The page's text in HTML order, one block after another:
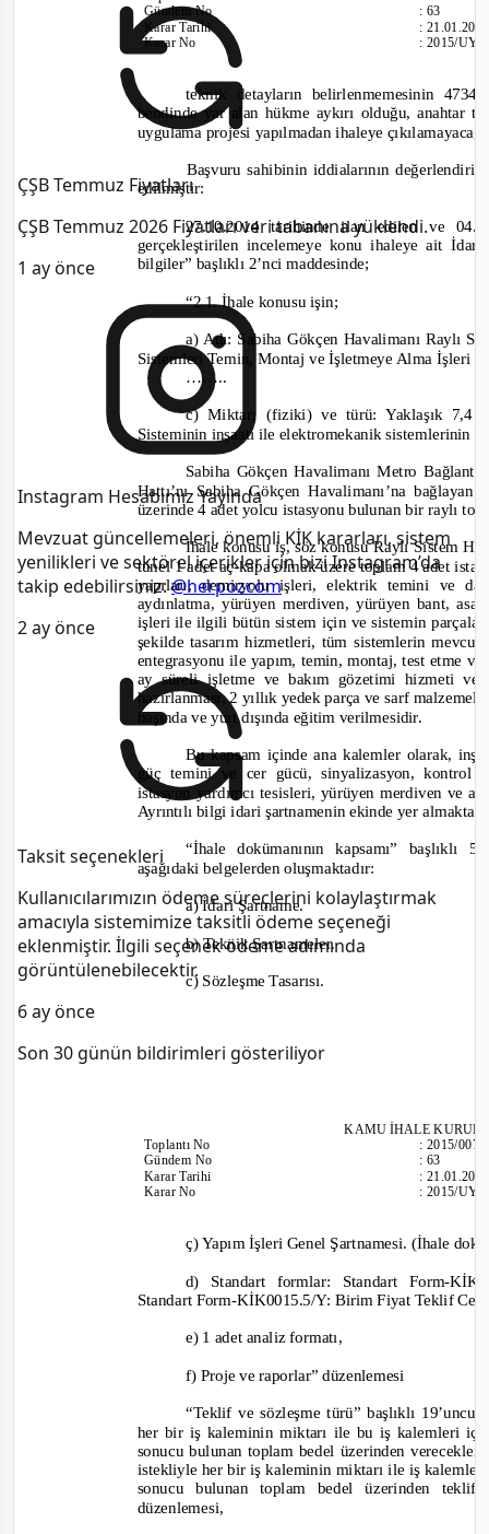
ÇŞB Temmuz Fiyatları
ÇŞB Temmuz 2026 Fiyatları veri tabanına yüklendi.
1 ay önce
Instagram Hesabımız Yayında
Mevzuat güncellemeleri, önemli KİK kararları, sistem
yenilikleri ve sektörel içerikler için bizi Instagram’da
takip edebilirsiniz:@herpozcom
2 ay önce
Taksit seçenekleri
Kullanıcılarımızın ödeme süreçlerini kolaylaştırmak
amacıyla sistemimize taksitli ödeme seçeneği
eklenmiştir. İlgili seçenek ödeme adımında
görüntülenebilecektir.
6 ay önce
Son 30 günün bildirimleri gösteriliyor
Gündem No
Karar Tarihi
Karar No
:63
:
:2015/
teknik detayların belirlenmemesinin
bendinde yar alan hükme aykırı olduğu,
uygulama projesi yapılmadan ihaleye
Başvuru sahibinin iddialarının
edilmiştir:
27.10.2014 tarihinde ilan edilen ve
gerçekleştirilen incelemeye konu ihaleye ait
bilgiler” başlıklı 2’nci maddesinde;
“2.1. İhale konusu işin;
a) Adı: Sabiha Gökçen Havalimanı Raylı
Sistemleri Temin, Montaj ve İşletmeye Alma İşleri
……..
c) Miktarı (fiziki) ve türü: Yaklaşık 7,4
Sisteminin inşaatı ile elektromekanik sistemlerinin
Sabiha Gökçen Havalimanı Metro
Hattı’nı Sabiha Gökçen Havalimanı’na
üzerinde 4 adet yolcu istasyonu bulunan bir raylı
İhale konusu iş, söz konusu Raylı Sistem
tünel 1 adet aç-kapa olmak üzere toplam 4 adet
yapıları, demiryolu işleri, elektrik temini ve
aydınlatma, yürüyen merdiven, yürüyen bant,
işleri ile ilgili bütün sistem için ve sistemin
şekilde tasarım hizmetleri, tüm sistemlerin mevcut
entegrasyonu ile yapım, temin, montaj, test etme
ay süreli işletme ve bakım gözetimi hizmeti
hazırlanması, 2 yıllık yedek parça ve sarf
başında ve yurt dışında eğitim verilmesidir.
Bu kapsam içinde ana kalemler olarak,
güç temini ve cer gücü, sinyalizasyon, kontrol
istasyon yardımcı tesisleri, yürüyen merdiven ve
Ayrıntılı bilgi idari şartnamenin ekinde yer
“İhale dokümanının kapsamı” başlıklı
aşağıdaki belgelerden oluşmaktadır:
a) İdari Şartname.
b) Teknik Şartnameler.
c) Sözleşme Tasarısı.
KAMU İHALE KU
ToplantıNo
Gündem No
Karar Tarihi
Karar No
:2015/007
:63
:
:2015/
ç) Yapım İşleri Genel Şartnamesi. (İhale
d) Standart formlar: Standart Form-
Standart Form-KİK0015.5/Y: Birim Fiyat Teklif
e) 1 adet analiz formatı,
f) Proje ve raporlar”düzenlemesi
“Teklif ve sözleşme türü” başlıklı 19’uncu
her bir iş kaleminin miktarı ile bu iş kalemleri
sonucu bulunan toplam bedel üzerinden
istekliyle her bir iş kaleminin miktarı ile iş
sonucu bulunan toplam bedel üzerinden
düzenlemesi,